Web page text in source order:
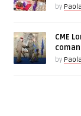
by
CME
by